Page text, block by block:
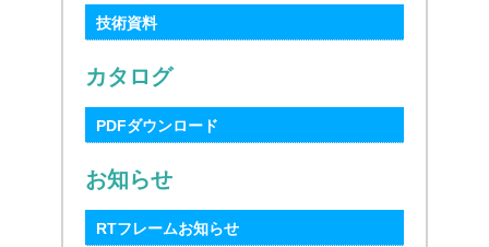
技術資料
カタログ
PDFダウンロード
お知らせ
RTフレームお知らせ